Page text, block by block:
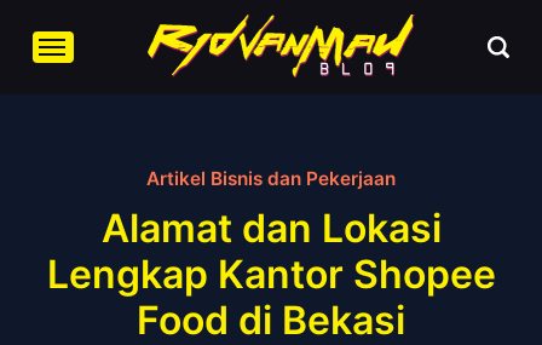
Artikel Bisnis dan Pekerjaan
Alamat dan Lokasi
Lengkap Kantor Shopee
Food di Bekasi